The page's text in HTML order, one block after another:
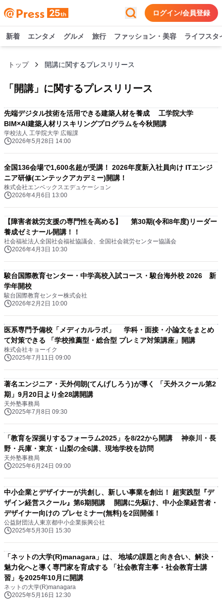
ログイン/会員登録
新着 エンタメ グルメ 旅行 ファッション・美容 ライフスタ
トップ 開講に関するプレスリリース
「 開講」に関するプレスリリース
先端デジタル技術を活用できる建築人材を養成 工学院大学
BIM×AI建築人材リスキリングプログラムを今秋開講
学校法人 工学院大学 広報課
2026年5月28日 14:00
全国136会場で1,600名超が受講！ 2026年度新入社員向け ITエンジ
ニア研修(エンテックアカデミー)開講！
株式会社エンベックスエデュケーション
2026年4月6日 13:00
【障害者就労支援の専門性を高める】 第30期(令和8年度)リーダー
養成ゼミナール開講！！
社会福祉法人全国社会福祉協議会、全国社会就労センター協議会
2026年4月3日 10:30
駿台国際教育センター・中学高校入試コース・駿台海外校 2026 新
学年開校
駿台国際教育センター株式会社
2026年2月2日 10:00
医系専門予備校「メディカルラボ」 学科・面接・小論文をまとめ
て対策できる 「学校推薦型・総合型 プレミア対策講座」開講
株式会社キョーイク
2025年7月11日 09:00
著名エンジニア・天外伺朗(てんげしろう)が導く 「天外スクール第2
期」9月20日より全28講開講
天外塾事務局
2025年7月8日 09:30
「教育を深掘りするフォーラム2025」を8/22から開講 神奈川・長
野・兵庫・東京・山梨の全6講、現地学校を訪問
天外塾事務局
2025年6月24日 09:00
中小企業とデザイナーが共創し、新しい事業を創出！ 超実践型『デ
ザイン経営スクール』第6期開講 開講に先駆け、中小企業経営者・
デザイナー向けの プレセミナー(無料)を2回開催！
公益財団法人東京都中小企業振興公社
2025年5月30日 15:30
「ネットの大学(R)managara」は、 地域の課題と向き合い、解決・
魅力化へと導く専門家を育成する 「社会教育主事・社会教育士講
習」を2025年10月に開講
ネットの大学(R)managara
2025年5月16日 12:30